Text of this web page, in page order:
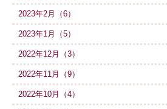
2023年2月（6）
2023年1月（5）
2022年12月（3）
2022年11月（9）
2022年10月（4）